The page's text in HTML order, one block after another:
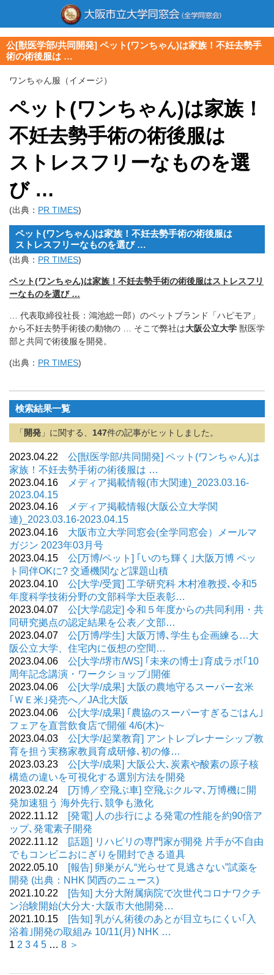
公[獣医学部/共同開発] ペット(ワンちゃん)は家族！不妊去勢手
術の術後服は …
ワンちゃん服（イメージ）
ペット(ワンちゃん)は家族！
不妊去勢手術の術後服は
ストレスフリーなものを選
び …
(出典： PR TIMES)
ペット(ワンちゃん)は家族！不妊去勢手術の術後服は
ストレスフリーなものを選び …
(出典： PR TIMES)
ペット(ワンちゃん)は家族！不妊去勢手術の術後服はストレスフリ
ーなものを選び …
… 代表取締役社長：鴻池総一郎）のペットブランド「ハピモア」
から不妊去勢手術後の動物の … そこで弊社は大阪公立大学 獣医学
部と共同で術後服を開発。
(出典： PR TIMES)
検索結果一覧
「 開発 」に関する、 147件の記事がヒットしました。
2023.04.22 公[獣医学部/共同開発] ペット(ワンちゃん)は
家族！不妊去勢手術の術後服は …
2023.04.16
メディア掲載情報(市大関連)_2023.03.16-
2023.04.15
2023.04.16
メディア掲載情報(大阪公立大学関
連)_2023.03.16-2023.04.15
2023.04.16 大阪市立大学同窓会(全学同窓会）メールマ
ガジン 2023年03月号
2023.04.15 公[万博/ペット] ｢いのち輝く｣大阪万博 ペッ
ト同伴OKに? 交通機関など課題山積
2023.04.10 公[大学/受賞] 工学研究科 木村准教授､令和5
年度科学技術分野の文部科学大臣表彰…
2023.04.07 公[大学/認定] 令和５年度からの共同利用・共
同研究拠点の認定結果を公表／文部…
2023.04.07 公[万博/学生] 大阪万博､学生も企画練る…大
阪公立大学、住宅内に仮想の空間…
2023.04.06 公[大学/堺市/WS] ｢未来の博士｣育成ラボ｢10
周年記念講演・ワークショップ｣開催
2023.04.06 公[大学/成果] 大阪の農地守るスーパー玄米
｢ＷＥ米｣発売へ／JA北大阪
2023.04.06 公[大学/成果] ｢農協のスーパーすぎるごはん｣
フェアを直営飲食店で開催 4/6(木)~
2023.04.03 公[大学/起業教育] アントレプレナーシップ教
育を担う実務家教員育成研修､初の修…
2023.03.23 公[大学/成果] 大阪公大､炭素や酸素の原子核
構造の違いを可視化する選別方法を開発
2023.02.24
[万博／空飛ぶ車] 空飛ぶクルマ､万博機に開
発加速狙う 海外先行､競争も激化
2022.11.12
[発電] 人の歩行による発電の性能を約90倍ア
ップ､発電素子開発
2022.11.12
[話題] リハビリの専門家が開発 片手が不自由
でもコンビニおにぎりを開封できる道具
2022.05.10
[報告] 卵巣がん“光らせて見逃さない”試薬を
開発 (出典：NHK 関西のニュース)
2021.10.22
[告知] 大分大附属病院で次世代コロナワクチ
ン治験開始(大分大･大阪市大他開発…
2021.10.15
[告知] 乳がん術後のあとが目立ちにくい｢入
浴着｣開発の取組み 10/11(月) NHK …
1 2 3 4 5 … 8 ＞